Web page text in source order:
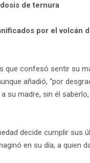
de ternura
por el volcán
que confesó sentir su
añadió, “por
su madre, sin él
decide cumplir sus
en su día, a quien